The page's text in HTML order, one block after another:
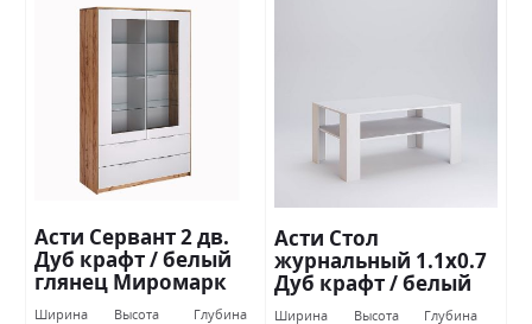
Асти Сервант 2 дв.
Дуб крафт / белый
глянец Миромарк
Ширина Высота Глубина
Асти Стол
журнальный 1.1х0.7
Дуб крафт / белый
глянец Миромарк
Ширина Высота Глубина